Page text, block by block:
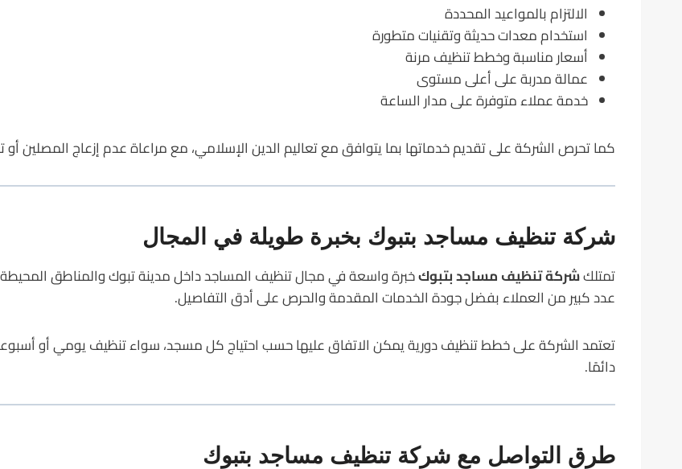
الالتزام بالمواعيد المحددة
استخدام معدات حديثة وتقنيات متطورة
أسعار مناسبة وخطط تنظيف مرنة
عمالة مدربة على أعلى مستوى
خدمة عملاء متوفرة على مدار الساعة
كما تحرص الشركة على تقديم خدماتها بما يتوافق مع تعاليم الدين الإسلامي، مع مراعاة عدم إزعاج المصلين
شركة تنظيف مساجد بتبوك بخبرة طويلة في المجال
تمتلكشركة تنظيف مساجد بتبوكخبرة واسعة في مجال تنظيف المساجد داخل مدينة تبوك والمناطق
عدد كبير من العملاء بفضل جودة الخدمات المقدمة والحرص على أدق التفاصيل.
تعتمد الشركة على خطط تنظيف دورية يمكن الاتفاق عليها حسب احتياج كل مسجد، سواء تنظيف يومي أو
دائمًا.
طرق التواصل مع شركة تنظيف مساجد بتبوك